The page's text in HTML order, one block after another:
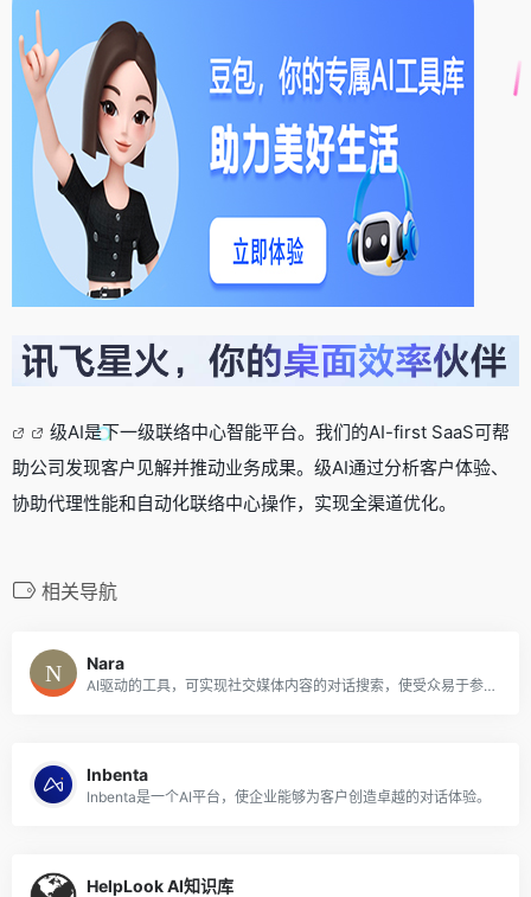
级AI是下一级联络中心智能平台。我们的AI-first SaaS可帮
助公司发现客户见解并推动业务成果。级AI通过分析客户体验、
协助代理性能和自动化联络中心操作，实现全渠道优化。
相关导航
Nara
AI驱动的工具，可实现社交媒体内容的对话搜索，使受众易于参与和查找信息。
Inbenta
Inbenta是一个AI平台，使企业能够为客户创造卓越的对话体验。
HelpLook AI知识库